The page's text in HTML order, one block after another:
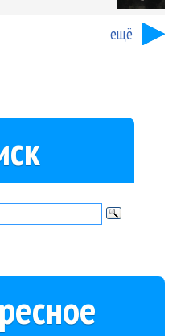
ещё